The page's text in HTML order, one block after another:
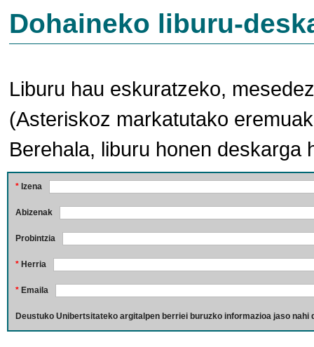
Dohaineko liburu-
Liburu hau eskuratzeko,
(Asteriskoz markatutako
Berehala, liburu honen deskarga
* Izena
Abizenak
Probintzia
* Herria
* Emaila
Deustuko Unibertsitateko argitalpen berriei buruzko informazioa jaso nahi